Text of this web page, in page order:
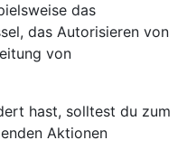
das
das Autorisieren von
von
hast, solltest du zum
Aktionen